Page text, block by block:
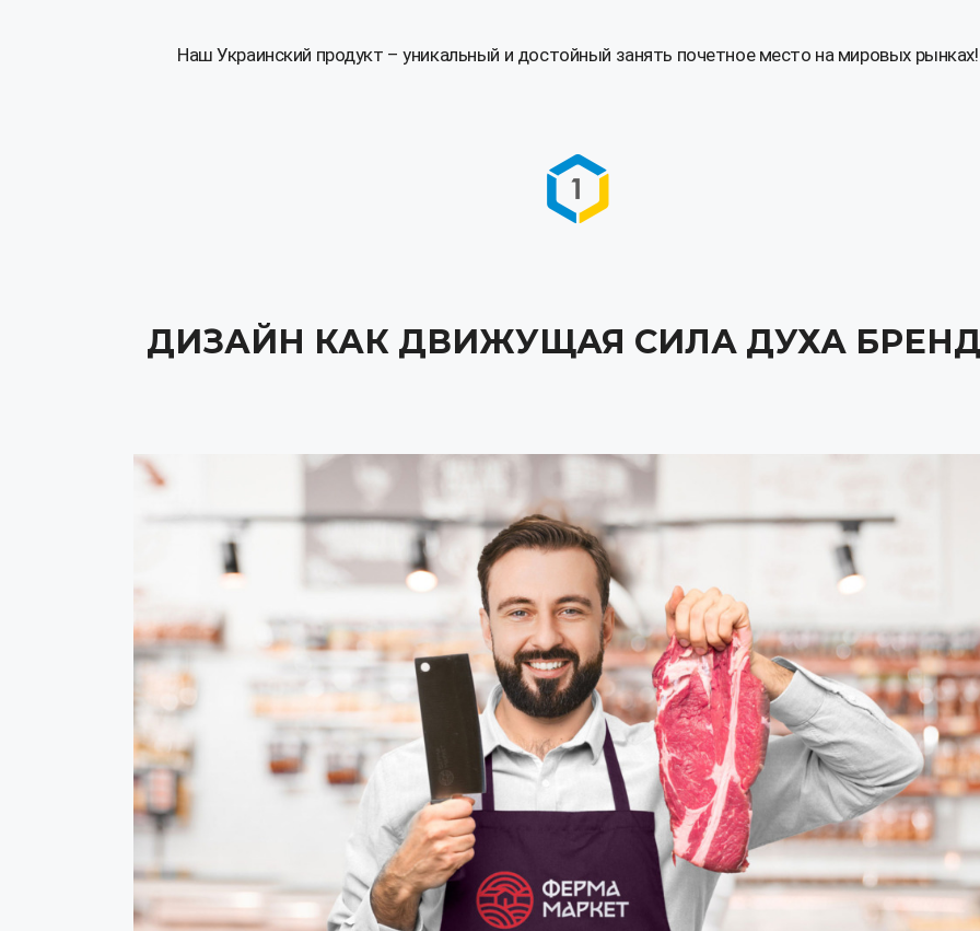
Наш Украинский продукт – уникальный и достойный занять почетное место на мировых рынках!
ДИЗАЙН КАК ДВИЖУЩАЯ СИЛА ДУХА